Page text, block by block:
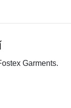
Garments.